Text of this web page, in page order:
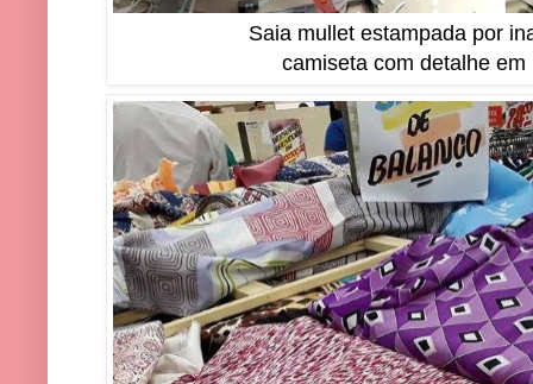
Saia mullet estampada por
camiseta com detalhe